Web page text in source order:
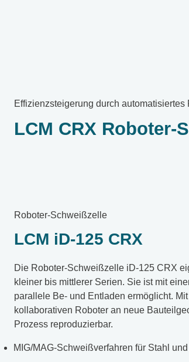
Effizienzsteigerung durch
LCM CRX
Roboter-Schweißzelle
LCM iD-125 CRX
Die Roboter-Schweißzelle iD-125 CRX
kleiner bis mittlerer Serien. Sie ist mit
parallele Be- und Entladen ermöglicht.
kollaborativen Roboter an neue
Prozess reproduzierbar.
MIG/MAG-Schweißverfahren für Stahl